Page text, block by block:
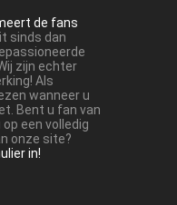
de fans
sinds dan
zijn echter
Als
wanneer u
Bent u fan van
een volledig
onze site?
in!